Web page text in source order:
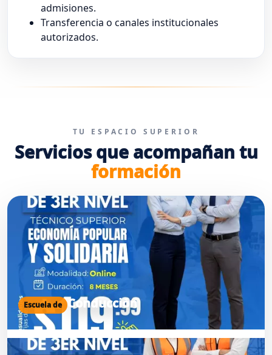
admisiones.
Transferencia o canales institucionales
autorizados.
TU ESPACIO SUPERIOR
Servicios que acompañan tu
formación
Escuela de Conducción